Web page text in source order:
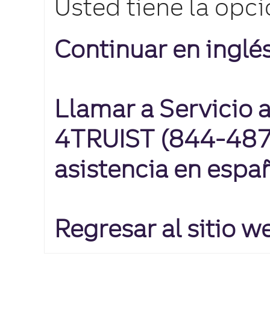
Usted tiene la
Continuar en
Llamar a Servicio
4TRUIST (844-
asistencia en
Regresar al sitio